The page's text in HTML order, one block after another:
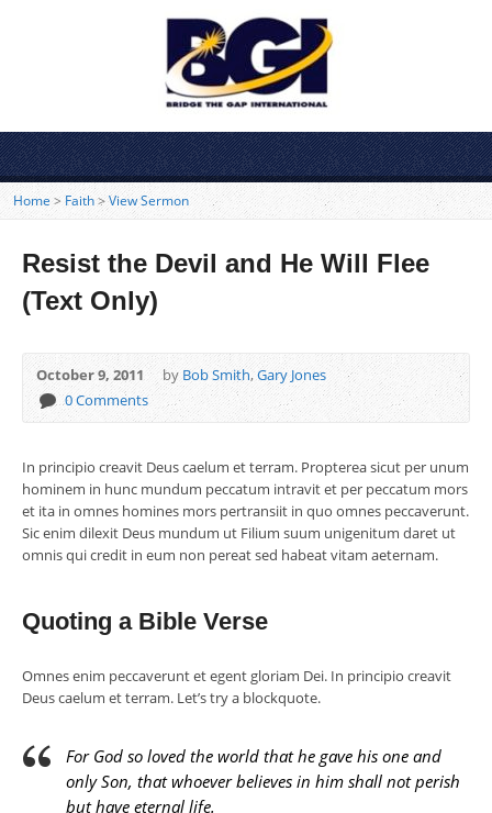
Home > Faith>View Sermon
Resist the Devil and He Will Flee
(Text Only)
October 9, 2011 by Bob Smith,Gary Jones
0 Comments
In principio creavit Deus caelum et terram. Propterea sicut per unum
hominem in hunc mundum peccatum intravit et per peccatum mors
et ita in omnes homines mors pertransiit in quo omnes peccaverunt.
Sic enim dilexit Deus mundum ut Filium suum unigenitum daret ut
omnis qui credit in eum non pereat sed habeat vitam aeternam.
Quoting a Bible Verse
Omnes enim peccaverunt et egent gloriam Dei. In principio creavit
Deus caelum et terram. Let’s try a blockquote.
For God so loved the world that he gave his one and
only Son, that whoever believes in him shall not perish
but have eternal life.